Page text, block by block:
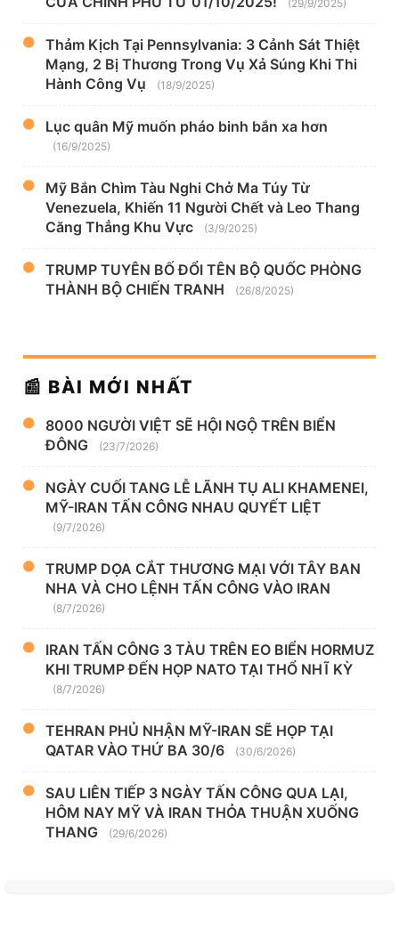
(29/9/2025)
Thảm Kịch Tại Pennsylvania: 3 Cảnh Sát Thiệt
Mạng, 2 Bị Thương Trong Vụ Xả Súng Khi Thi
Hành Công Vụ
(18/9/2025)
Lục quân Mỹ muốn pháo binh bắn xa hơn
(16/9/2025)
Mỹ Bắn Chìm Tàu Nghi Chở Ma Túy Từ
Venezuela, Khiến 11 Người Chết và Leo Thang
Căng Thẳng Khu Vực
(3/9/2025)
TRUMP TUYÊN BỐ ĐỔI TÊN BỘ QUỐC PHÒNG
THÀNH BỘ CHIẾN TRANH
(26/8/2025)
📰 BÀI MỚI NHẤT
8000 NGƯỜI VIỆT SẼ HỘI NGỘ TRÊN BIỂN
ĐÔNG
(23/7/2026)
NGÀY CUỐI TANG LỄ LÃNH TỤ ALI KHAMENEI,
MỸ-IRAN TẤN CÔNG NHAU QUYẾT LIỆT
(9/7/2026)
TRUMP DỌA CẮT THƯƠNG MẠI VỚI TÂY BAN
NHA VÀ CHO LỆNH TẤN CÔNG VÀO IRAN
(8/7/2026)
IRAN TẤN CÔNG 3 TÀU TRÊN EO BIỂN HORMUZ
KHI TRUMP ĐẾN HỌP NATO TẠI THỔ NHĨ KỲ
(8/7/2026)
TEHRAN PHỦ NHẬN MỸ-IRAN SẼ HỌP TẠI
QATAR VÀO THỨ BA 30/6
(30/6/2026)
SAU LIÊN TIẾP 3 NGÀY TẤN CÔNG QUA LẠI,
HÔM NAY MỸ VÀ IRAN THỎA THUẬN XUỐNG
THANG
(29/6/2026)